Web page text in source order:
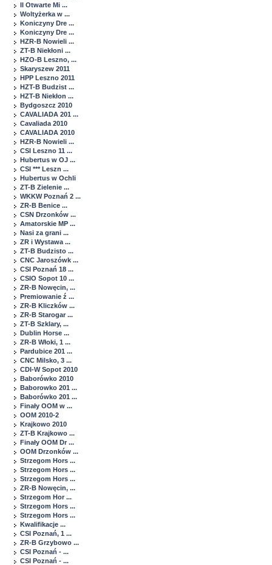
II Otwarte Mi ...
Woltyżerka w ...
Koniczyny Dre ...
Koniczyny Dre ...
HZR-B Nowieli ...
ZT-B Niekłoni ...
HZO-B Leszno, ...
Skaryszew 2011
HPP Leszno 2011
HZT-B Budzist ...
HZT-B Niekłon ...
Bydgoszcz 2010
CAVALIADA 201 ...
Cavaliada 2010
CAVALIADA 2010
HZR-B Nowieli ...
CSI Leszno 11 ...
Hubertus w OJ ...
CSI *** Leszn ...
Hubertus w Ochli
ZT-B Zielenie ...
WKKW Poznań 2 ...
ZR-B Benice ...
CSN Drzonków ...
Amatorskie MP ...
Nasi za grani ...
ZR i Wystawa ...
ZT-B Budzisto ...
CNC Jaroszówk ...
CSI Poznań 18 ...
CSIO Sopot 10 ...
ZR-B Nowęcin, ...
Premiowanie ź ...
ZR-B Kliczków ...
ZR-B Starogar ...
ZT-B Szklary, ...
Dublin Horse ...
ZR-B Włoki, 1 ...
Pardubice 201 ...
CNC Milsko, 3 ...
CDI-W Sopot 2010
Baborówko 2010
Baborowko 201 ...
Baborówko 201 ...
Finały OOM w ...
OOM 2010-2
Krajkowo 2010
ZT-B Krajkowo ...
Finały OOM Dr ...
OOM Drzonków ...
Strzegom Hors ...
Strzegom Hors ...
Strzegom Hors ...
ZR-B Nowęcin, ...
Strzegom Hor ...
Strzegom Hors ...
Strzegom Hors ...
Kwalifikacje ...
CSI Poznań, 1 ...
ZR-B Grzybowo ...
CSI Poznań - ...
CSI Poznań - ...